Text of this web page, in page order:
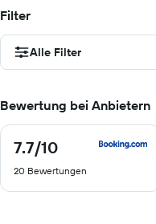
Filter
Alle Filter
Bewertung bei Anbietern
7.7/10
7.7
10
20 Bewertungen